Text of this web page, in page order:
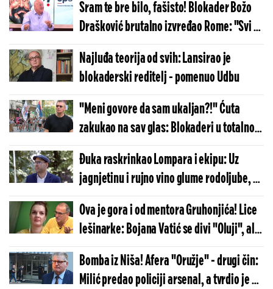
(VIDEO)
Sram te bre bilo, fašisto! Blokader Božo
Drašković brutalno izvređao Rome: "Svi se
oni prodaju za 2.000 dinara" (VIDEO)
Najluđa teorija od svih: Lansirao je
blokaderski reditelj - pomenuo Udbu
"Meni govore da sam ukaljan?!" Ćuta
zakukao na sav glas: Blokaderi u totalnom
raspadu (VIDEO)
Đuka raskrinkao Lompara i ekipu: Uz
jagnjetinu i rujno vino glume rodoljube, pa
bi sa drugosrbijancima da ruše Vučića
(VIDEO)
Ova je gora i od mentora Gruhonjića! Lice
lešinarke: Bojana Vatić se divi "Oluji", ali
su objave iz novembra 2024. još jezivije
(FOTO)
Bomba iz Niša! Afera "Oružje" - drugi čin:
Milić predao policiji arsenal, a tvrdio je da